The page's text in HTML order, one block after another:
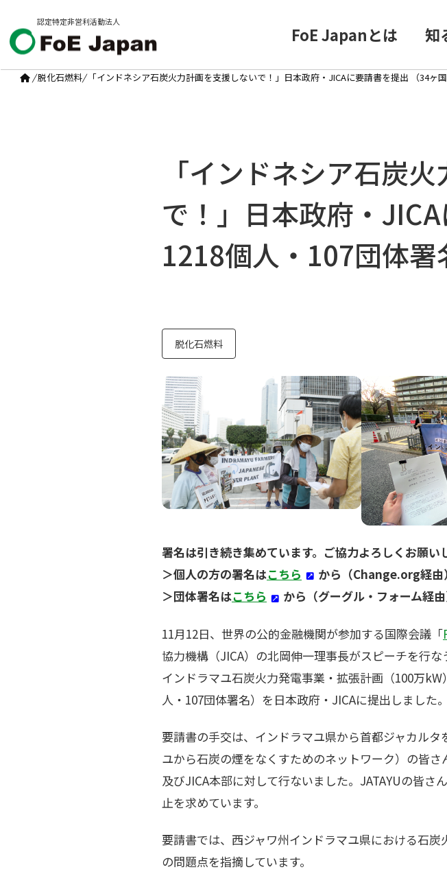
認定特定非営利活動法人
FoE Japanとは 知
/脱化石燃料/ 「インドネシア石炭火力計画を支援しないで！」日本政府・JICAに要請書を提出 （34ヶ
「インドネシア石炭
で！」日本政府・
1218個人・107団体署
脱化石燃料
署名は引き続き集めています。ご協力よろしくお願い
＞個人の方の署名はこちら
から（Change.org経由）
＞団体署名はこちら から（グーグル・フォーム経由
11月12日、世界の公的金融機関が参加する国際会議「
協力機構（JICA）の北岡伸一理事長がスピーチを行
インドラマユ石炭火力発電事業・拡張計画（100万
人・107団体署名）を日本政府・JICAに提出しました。
要請書の手交は、インドラマユ県から首都ジャカル
ユから石炭の煙をなくすためのネットワーク）の皆
及びJICA本部に対して行ないました。JATAYUの皆
止を求めています。
要請書では、西ジャワ州インドラマユ県における石
の問題点を指摘しています。